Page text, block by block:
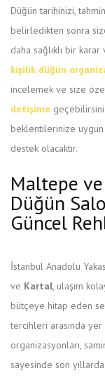
Düğün tarihinizi,
belirledikten sonra
daha sağlıklı bir
kişilik düğün
incelemek ve size
iletişime
beklentilerinize
destek olacaktır.
Maltepe
Düğün
Güncel
İstanbul Anadolu
ve Kartal, ulaşım
bütçeye hitap eden
tercihleri arasında
organizasyonları,
sayesinde son